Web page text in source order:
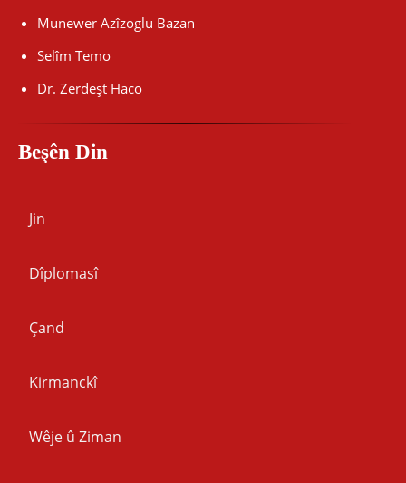
Munewer Azîzoglu Bazan
Selîm Temo
Dr. Zerdeşt Haco
Beşên Din
Jin
Dîplomasî
Çand
Kirmanckî
Wêje û Ziman